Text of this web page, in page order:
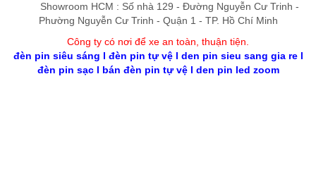
Showroom HCM : Số nhà 129 - Đường Nguyễn Cư Trinh -
Phường Nguyễn Cư Trinh - Quận 1 - TP. Hồ Chí Minh
Công ty có nơi để xe an toàn, thuận tiện
đèn pin siêu sáng l đèn pin tự vệl den pin sieu sang gia rel
đèn pin sạcl bán đèn pin tự vệl den pin led zoom